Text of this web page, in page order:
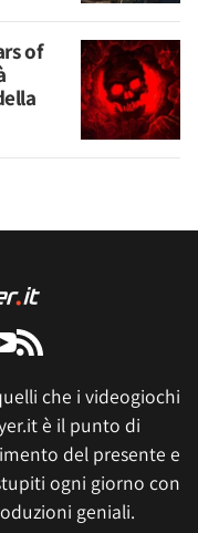
of
che i videogiochi
è il punto di
del presente e
ogni giorno con
geniali.